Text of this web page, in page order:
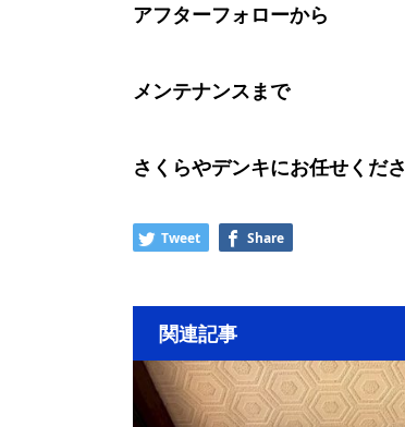
アフターフォローから
メンテナンスまで
さくらやデンキにお任せくだ
Tweet Share
関連記事